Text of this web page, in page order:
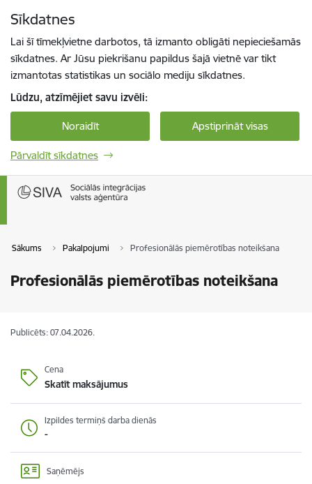
Sīkdatnes
Lai šī tīmekļvietne darbotos, tā izmanto obligāti nepieciešamās
sīkdatnes. Ar Jūsu piekrišanu papildus šajā vietnē var tikt
izmantotas statistikas un sociālo mediju sīkdatnes.
Lūdzu, atzīmējiet savu izvēli:
Noraidīt Apstiprināt visas
Pārvaldīt sīkdatnes
Sākums Pakalpojumi Profesionālās piemērotības noteikšana
Profesionālās piemērotības noteikšana
Publicēts: 07.04.2026.
Cena
Skatīt maksājumus
Izpildes termiņš darba dienās
-
Saņēmējs